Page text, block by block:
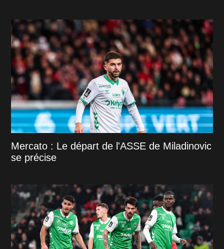
Mercato : Le départ de l'ASSE de Miladinovic
se précise